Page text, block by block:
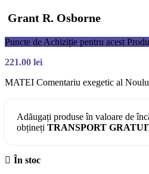
Grant R. Osborne
Puncte de Achiziție pentru acest
221.00 lei
MATEI Comentariu exegetic al
Adăugați produse în valoare de
obțineți TRANSPORT
În stoc